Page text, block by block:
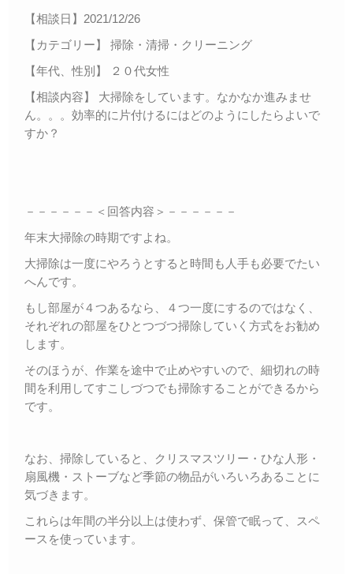
【相談日】2021/12/26
【カテゴリー】 掃除・清掃・クリーニング
【年代、性別】 ２０代女性
【相談内容】 大掃除をしています。なかなか進みませ
ん。。。効率的に片付けるにはどのようにしたらよいで
すか？
－－－－－－＜回答内容＞－－－－－－
年末大掃除の時期ですよね。
大掃除は一度にやろうとすると時間も人手も必要でたい
へんです。
もし部屋が４つあるなら、４つ一度にするのではなく、
それぞれの部屋をひとつづつ掃除していく方式をお勧め
します。
そのほうが、作業を途中で止めやすいので、細切れの時
間を利用してすこしづつでも掃除することができるから
です。
なお、掃除していると、クリスマスツリー・ひな人形・
扇風機・ストーブなど季節の物品がいろいろあることに
気づきます。
これらは年間の半分以上は使わず、保管で眠って、スペ
ースを使っています。